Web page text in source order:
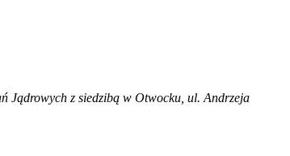
Jądrowych z siedzibą w Otwocku, ul. Andrzeja